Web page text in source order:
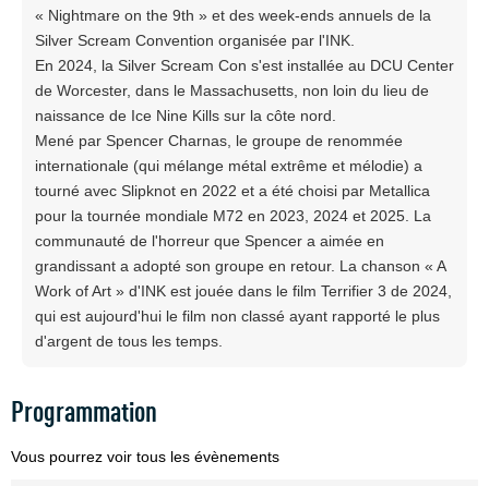
« Nightmare on the 9th » et des week-ends annuels de la
Silver Scream Convention organisée par l'INK.
En 2024, la Silver Scream Con s'est installée au DCU Center
de Worcester, dans le Massachusetts, non loin du lieu de
naissance de Ice Nine Kills sur la côte nord.
Mené par Spencer Charnas, le groupe de renommée
internationale (qui mélange métal extrême et mélodie) a
tourné avec Slipknot en 2022 et a été choisi par Metallica
pour la tournée mondiale M72 en 2023, 2024 et 2025. La
communauté de l'horreur que Spencer a aimée en
grandissant a adopté son groupe en retour. La chanson « A
Work of Art » d'INK est jouée dans le film Terrifier 3 de 2024,
qui est aujourd'hui le film non classé ayant rapporté le plus
d'argent de tous les temps.
Programmation
Vous pourrez voir tous les évènements